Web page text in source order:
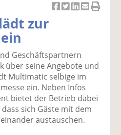
a
uf
F
ac
e
b
o
el
t
wi
tt
er
n
a
uf
Li
n
k
e
di
p
er
E
m
ai
l
v
ru
n
zur
Geschäftspartnern
über seine Angebote und
Multimatic selbige im
ein. Neben Infos
bietet der Betrieb dabei
sich Gäste mit dem
austauschen.